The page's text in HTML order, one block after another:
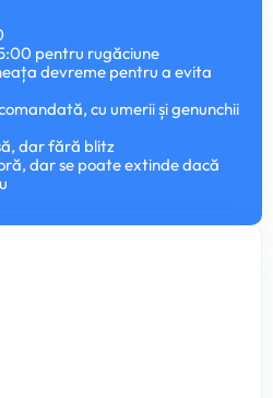
pentru rugăciune
devreme pentru a evita
cu umerii și genunchii
dar fără blitz
dar se poate extinde dacă